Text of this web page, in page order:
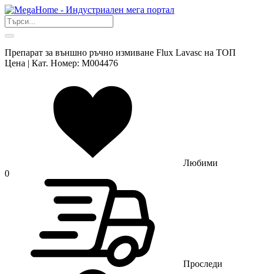
Препарат за външно ръчно измиване Flux Lavasc на ТОП
Цена | Кат. Номер: M004476
Любими
0
Проследи